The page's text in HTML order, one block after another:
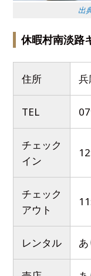
出
休暇村南淡路
住所
TEL
チェック
イン
チェック
アウト
レンタル あ